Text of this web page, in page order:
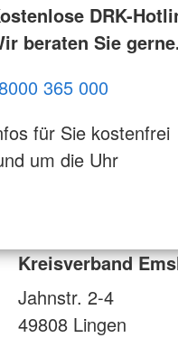
DRK-
beraten Sie
365 000
für Sie kostenfrei
um die Uhr
Kreisverband
Jahnstr. 2-4
49808 Lingen